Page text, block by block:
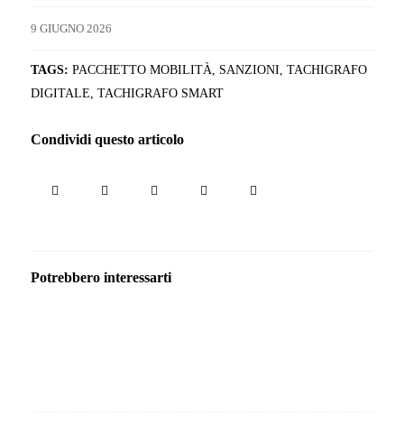
9 GIUGNO 2026
TAGS: PACCHETTO MOBILITÀ, SANZIONI, TACHIGRAFO
DIGITALE, TACHIGRAFO SMART
Condividi questo articolo
Potrebbero interessarti